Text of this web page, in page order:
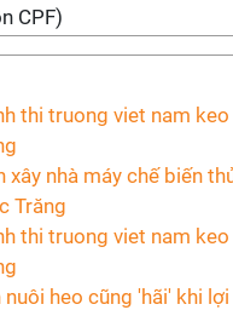
CPF)
xây nhà máy chế biến
Trăng
heo cũng 'hãi' khi